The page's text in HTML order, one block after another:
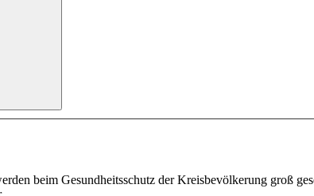
beim Gesundheitsschutz der Kreisbevölkerung groß